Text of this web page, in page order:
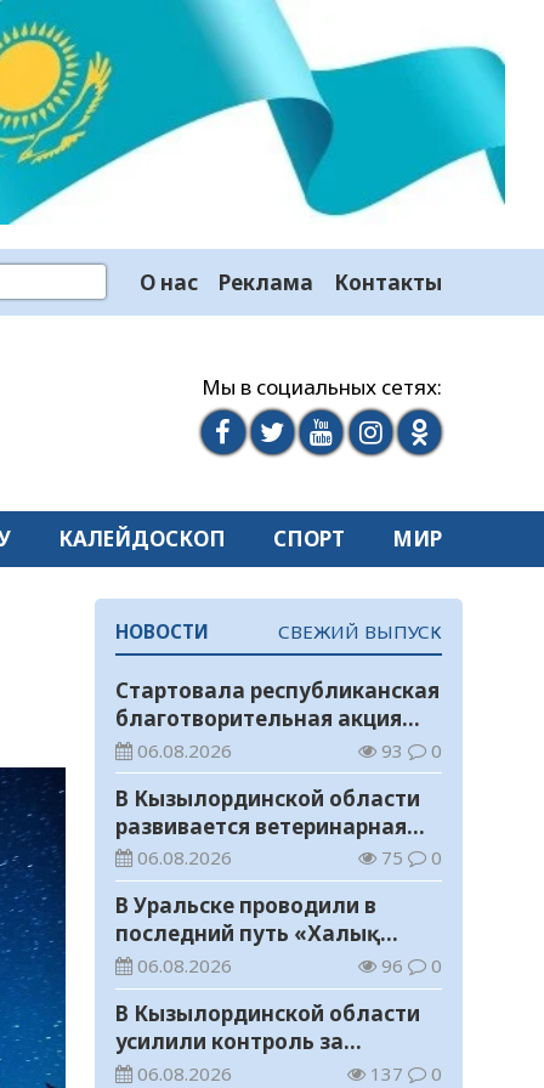
О нас Реклама Контакты
Мы в социальных сетях:
КАЛЕЙДОСКОП СПОРТ МИР
НОВОСТИ СВЕЖИЙ ВЫПУСК
Стартовала республиканская
благотворительная акция
«Дорога в школу»
06.08.2026 93 0
В Кызылординской области
развивается ветеринарная
отрасль
06.08.2026 75 0
В Уральске проводили в
последний путь «Халық
Қаһарманы» Ивана
Степановича Гапича
06.08.2026 96 0
В Кызылординской области
усилили контроль за
финансовой дисциплиной
06.08.2026 137 0